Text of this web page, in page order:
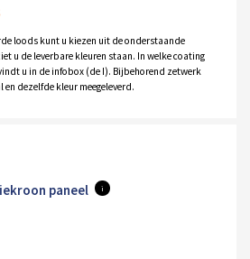
loods kunt u kiezen uit de onderstaande
u de leverbare kleuren staan. In welke coating
u in de infobox (de I). Bijbehorend zetwerk
dezelfde kleur meegeleverd.
paneel i